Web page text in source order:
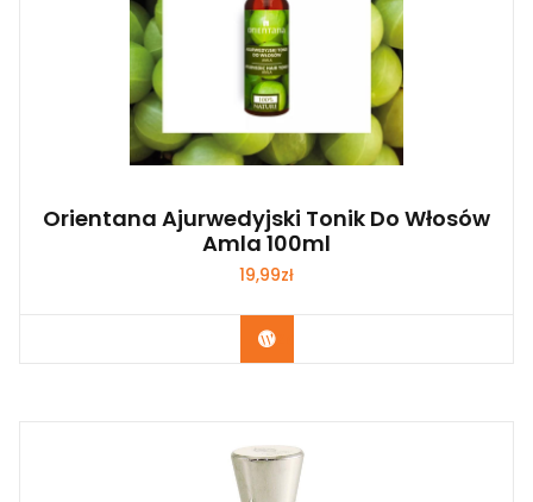
Orientana Ajurwedyjski Tonik Do Włosów
Amla 100ml
19,99zł
Zobacz